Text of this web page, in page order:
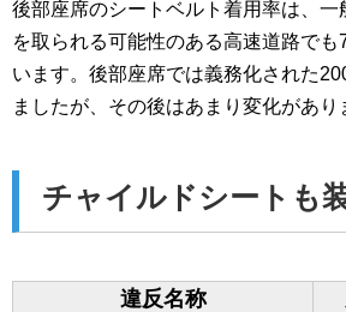
後部座席のシートベルト着用率は、一
を取られる可能性のある高速道路でも
います。後部座席では義務化された
ましたが、その後はあまり変化があり
チャイルドシートも
違反名称